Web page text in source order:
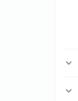
expand_more
expand_more